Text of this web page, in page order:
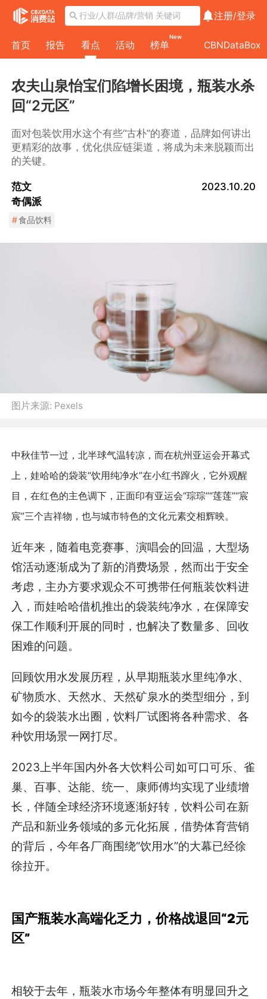
注册/登录
首页 报告 看点 活动 榜单
New
CBNDataBox
农夫山泉怡宝们陷增长困境，瓶装水杀
回“2元区”
面对包装饮用水这个有些“古朴”的赛道，品牌如何讲出
更精彩的故事，优化供应链渠道，将成为未来脱颖而出
的关键。
范文
奇偶派
2023.10.20
#食品饮料
图片来源: Pexels
中秋佳节一过，北半球气温转凉，而在杭州亚运会开幕式
上，娃哈哈的袋装“饮用纯净水”在小红书蹿火，它外观醒
目，在红色的主色调下，正面印有亚运会“琮琮”“莲莲”“宸
宸”三个吉祥物，也与城市特色的文化元素交相辉映。
近年来，随着电竞赛事、演唱会的回温，大型场
馆活动逐渐成为了新的消费场景，然而出于安全
考虑，主办方要求观众不可携带任何瓶装饮料进
入，而娃哈哈借机推出的袋装纯净水，在保障安
保工作顺利开展的同时，也解决了数量多、回收
困难的问题。
回顾饮用水发展历程，从早期瓶装水里纯净水、
矿物质水、天然水、天然矿泉水的类型细分，到
如今的袋装水出圈，饮料厂试图将各种需求、各
种饮用场景一网打尽。
2023上半年国内外各大饮料公司如可口可乐、雀
巢、百事、达能、统一、康师傅均实现了业绩增
长，伴随全球经济环境逐渐好转，饮料公司在新
产品和新业务领域的多元化拓展，借势体育营销
的背后，今年各厂商围绕“饮用水”的大幕已经徐
徐拉开。
国产瓶装水高端化乏力，价格战退回“2元
区”
相较于去年，瓶装水市场今年整体有明显回升之